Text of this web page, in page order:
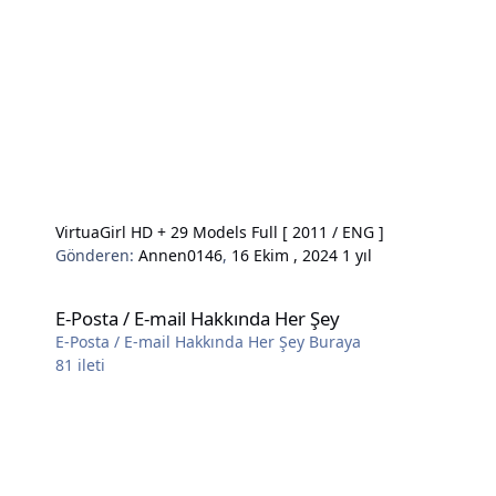
VirtuaGirl HD + 29 Models Full [ 2011 / ENG ]
Gönderen:Annen0146, 16 Ekim , 2024 1 yıl
E-Posta / E-mail Hakkında Her Şey
E-Posta / E-mail Hakkında Her Şey Buraya
81 ileti